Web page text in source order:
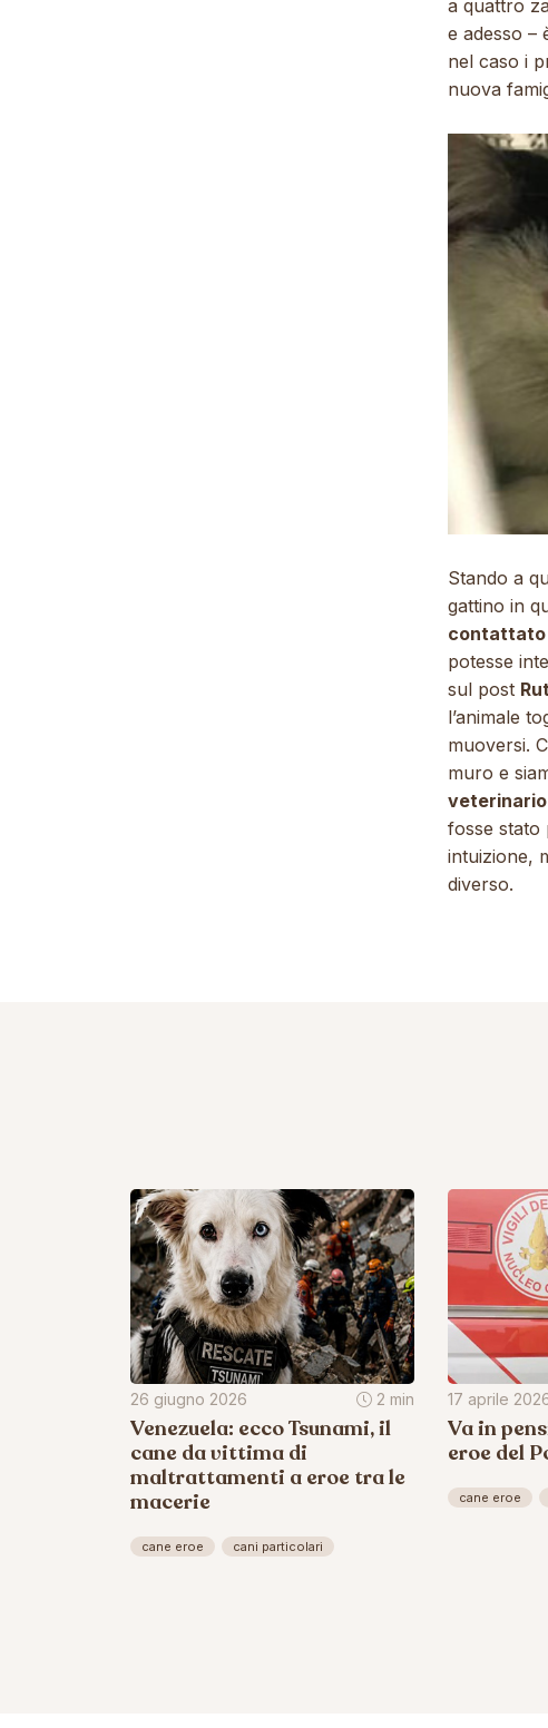
a quattro
e adesso –
nel caso i
nuova
Stando a
gattino in
contattato
potesse
sul post
l’animale
muoversi.
muro e
veterinario
fosse stato
intuizione,
diverso.
26 giugno 2026 2 min
Venezuela: ecco Tsunami, il
cane da vittima di
maltrattamenti a eroe tra le
macerie
cane eroe cani particolari
17 aprile
Va in
eroe del
cane eroe